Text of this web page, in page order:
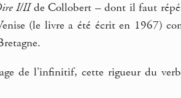
I/IIde Collobert – dont il faut
(le livre a été écrit en 1967)
de l’infinitif, cette rigueur du